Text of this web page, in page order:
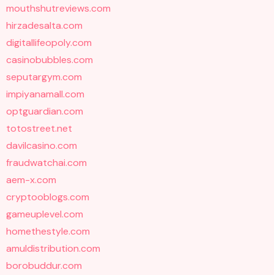
mouthshutreviews.com
hirzadesalta.com
digitallifeopoly.com
casinobubbles.com
seputargym.com
impiyanamall.com
optguardian.com
totostreet.net
davilcasino.com
fraudwatchai.com
aem-x.com
cryptooblogs.com
gameuplevel.com
homethestyle.com
amuldistribution.com
borobuddur.com